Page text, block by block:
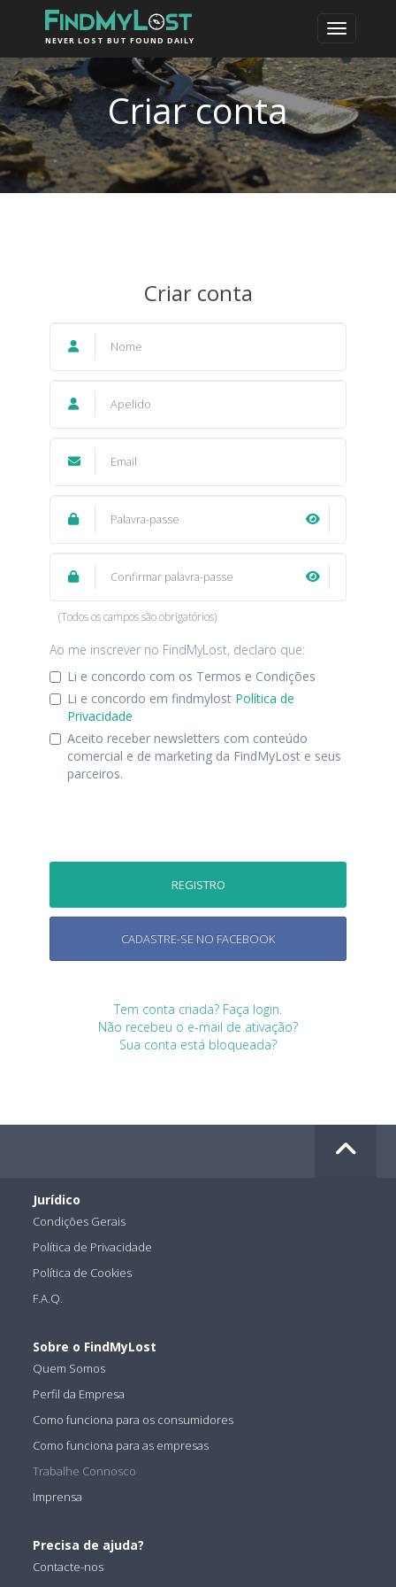
NEVER LOST BUT FOUND DAILY
Criar conta
Criar conta
8 caracteres mínimos
(Todos os campos são obrigatórios)
Ao me inscrever no FindMyLost, declaro que:
Li e concordo com os Termos e Condições
Li e concordo em findmylost Política de
Privacidade
Aceito receber newsletters com conteúdo
comercial e de marketing da FindMyLost e seus
parceiros.
CADASTRE-SE NO FACEBOOK
Tem conta criada? Faça login.
Não recebeu o e-mail de ativação?
Sua conta está bloqueada?
Jurídico
Condições Gerais
Política de Privacidade
Política de Cookies
F.A.Q.
Sobre o FindMyLost
Quem Somos
Perfil da Empresa
Como funciona para os consumidores
Como funciona para as empresas
Trabalhe Connosco
Imprensa
Precisa de ajuda?
Contacte-nos